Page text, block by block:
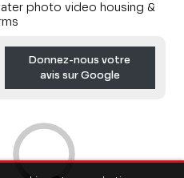
photo video housing &
Donnez-nous votre
avis sur Google